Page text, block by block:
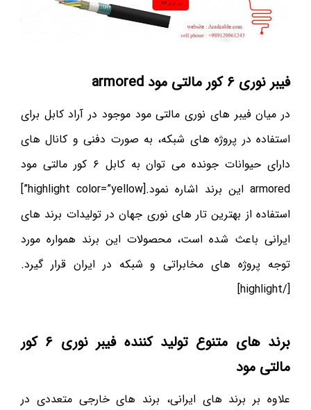
فیبر نوری ۶ کور مالتی مود armored
در میان فیبر های نوری مالتی مود موجود در آراد کابل برای
استفاده در پروژه های شبکه، به صورت دفنی و کانال های
دارای حیوانات جونده می توان به کابل ۶ کور مالتی مود
armored این برند اشاره نمود.[highlight color=”yellow”]
استفاده از بهترین تار های نوری جهان در تولیدات برند های
ایرانی باعث شده است، محصولات این برند همواره مورد
توجه پروژه های مخابراتی و شبکه در ایران قرار گیرد.
[/highlight]
برند های متنوع تولید کننده فیبر نوری ۶ کور
مالتی مود
علاوه بر برند های ایرانی، برند های خارجی متعددی در